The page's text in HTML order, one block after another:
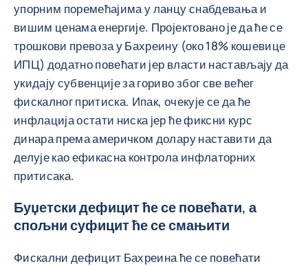
упорним поремећајима у ланцу снабдевања и
вишим ценама енергије. Пројектовано је да ће се
трошкови превоза у Бахреину (око 18% кошевице
ИПЦ) додатно повећати јер власти настављају да
укидају субвенције за гориво због све већег
фискалног притиска. Ипак, очекује се да ће
инфлација остати ниска јер ће фиксни курс
динара према америчком долару наставити да
делује као ефикасна контрола инфлаторних
притисака.
Буџетски дефицит ће се повећати, а
спољни суфицит ће се смањити
Фискални дефицит Бахреина ће се повећати